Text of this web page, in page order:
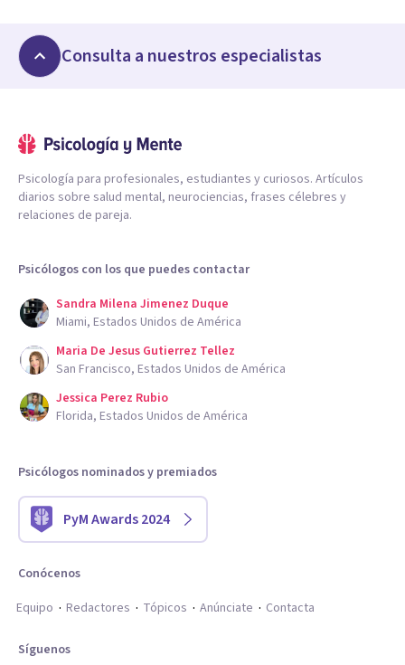
Consulta a nuestros especialistas
Psicología para profesionales, estudiantes y curiosos. Artículos
diarios sobre salud mental, neurociencias, frases célebres y
relaciones de pareja.
Psicólogos con los que puedes contactar
Sandra Milena Jimenez Duque
Miami, Estados Unidos de América
Maria De Jesus Gutierrez Tellez
San Francisco, Estados Unidos de América
Jessica Perez Rubio
Florida, Estados Unidos de América
Psicólogos nominados y premiados
PyM Awards 2024
Conócenos
Equipo
Redactores Tópicos Anúnciate Contacta
Síguenos